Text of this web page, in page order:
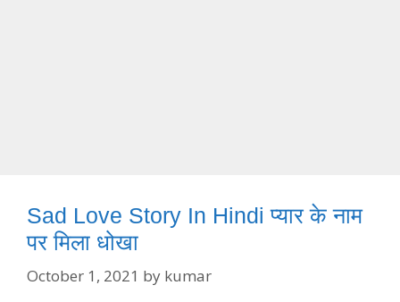
Sad Love Story In Hindi प्यार के नाम
पर मिला धोखा
October 1, 2021 by kumar